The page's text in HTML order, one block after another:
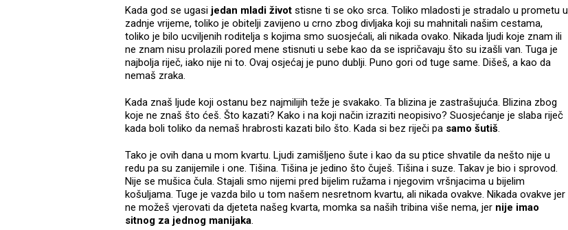
Kada god se ugasi jedan mladi život stisne ti se oko srca. Toliko mladosti je stradalo u prometu u
zadnje vrijeme, toliko je obitelji zavijeno u crno zbog divljaka koji su mahnitali našim cestama,
toliko je bilo ucviljenih roditelja s kojima smo suosjećali, ali nikada ovako. Nikada ljudi koje znam ili
ne znam nisu prolazili pored mene stisnuti u sebe kao da se ispričavaju što su izašli van. Tuga je
najbolja riječ, iako nije ni to. Ovaj osjećaj je puno dublji. Puno gori od tuge same. Dišeš, a kao da
nemaš zraka.
Kada znaš ljude koji ostanu bez najmilijih teže je svakako. Ta blizina je zastrašujuća. Blizina zbog
koje ne znaš što ćeš. Što kazati? Kako i na koji način izraziti neopisivo? Suosjećanje je slaba riječ
kada boli toliko da nemaš hrabrosti kazati bilo što. Kada si bez riječi pa samo šutiš.
Tako je ovih dana u mom kvartu. Ljudi zamišljeno šute i kao da su ptice shvatile da nešto nije u
redu pa su zanijemile i one. Tišina. Tišina je jedino što čuješ. Tišina i suze. Takav je bio i sprovod.
Nije se mušica čula. Stajali smo nijemi pred bijelim ružama i njegovim vršnjacima u bijelim
košuljama. Tuge je vazda bilo u tom našem nesretnom kvartu, ali nikada ovakve. Nikada ovakve jer
ne možeš vjerovati da djeteta našeg kvarta, momka sa naših tribina više nema, jer nije imao
sitnog za jednog manijaka.